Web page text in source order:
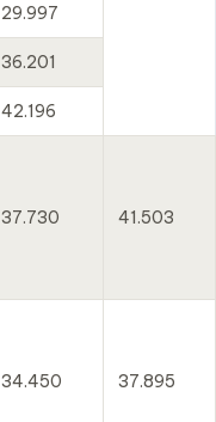
29.997
36.201
42.196
37.730 41.503
34.450 37.895